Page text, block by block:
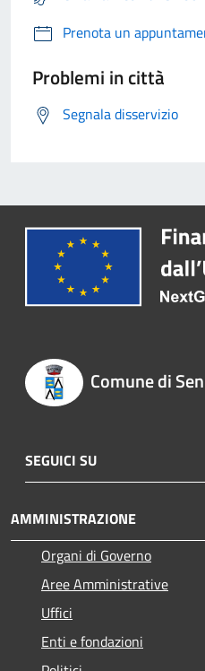
Prenota un
Problemi in città
Segnala disservizio
Comune di
SEGUICI SU
AMMINISTRAZIONE
Organi di Governo
Aree Amministrative
Uffici
Enti e fondazioni